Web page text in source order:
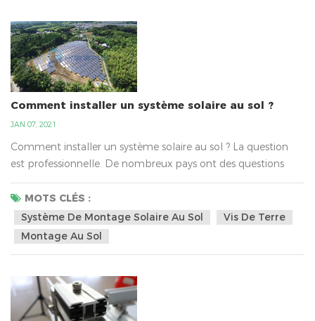
Comment installer un système solaire au sol ?
JAN 07, 2021
Comment installer un système solaire au sol ? La question
est professionnelle. De nombreux pays ont des questions
différentes sur l'installation d'un système de montage solaire
au sol , telles que la lumière du soleil, la politique nationale,
le transport, les différentes altitudes, le sol, etc. Il existe des
solutions solaires au sol pour tout type de sol. Avec des
altitudes, des nappes phréatiqu...
MOTS CLÉS :
Système De Montage Solaire Au Sol
Vis De Terre
Montage Au Sol